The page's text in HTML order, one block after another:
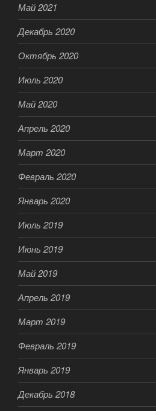
Май 2021
Декабрь 2020
Октябрь 2020
Июль 2020
Май 2020
Апрель 2020
Март 2020
Февраль 2020
Январь 2020
Июль 2019
Июнь 2019
Май 2019
Апрель 2019
Март 2019
Февраль 2019
Январь 2019
Декабрь 2018